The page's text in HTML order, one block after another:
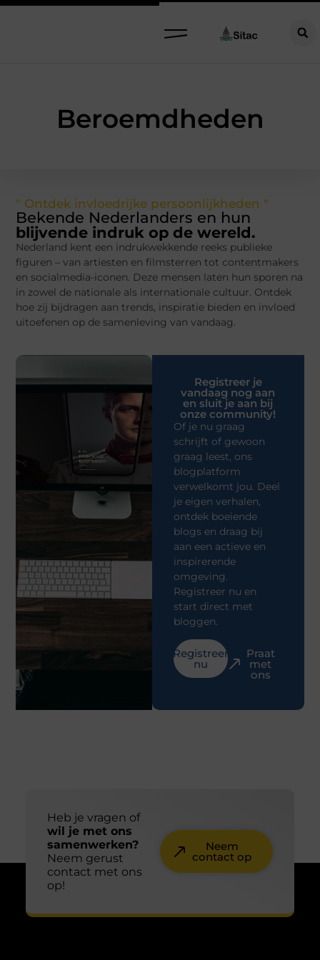
Beroemdheden
" Ontdek invloedrijke persoonlijkheden "
Bekende Nederlanders en hun
blijvende indruk op de wereld.
Nederland kent een indrukwekkende reeks publieke
figuren – van artiesten en filmsterren tot contentmakers
en socialmedia-iconen. Deze mensen laten hun sporen na
in zowel de nationale als internationale cultuur. Ontdek
hoe zij bijdragen aan trends, inspiratie bieden en invloed
uitoefenen op de samenleving van vandaag.
Registreer je
vandaag nog aan
en sluit je aan bij
onze community!
Of je nu graag
schrijft of gewoon
graag leest, ons
blogplatform
verwelkomt jou. Deel
je eigen verhalen,
ontdek boeiende
blogs en draag bij
aan een actieve en
inspirerende
omgeving.
Registreer nu en
start direct met
bloggen.
Registreer
nu
Praat
met
ons
Heb je vragen of
wil je met ons
samenwerken?
Neem gerust
contact met ons
op!
Neem
contact op